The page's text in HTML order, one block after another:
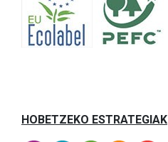
HOBETZEKO ESTRATEGIAK